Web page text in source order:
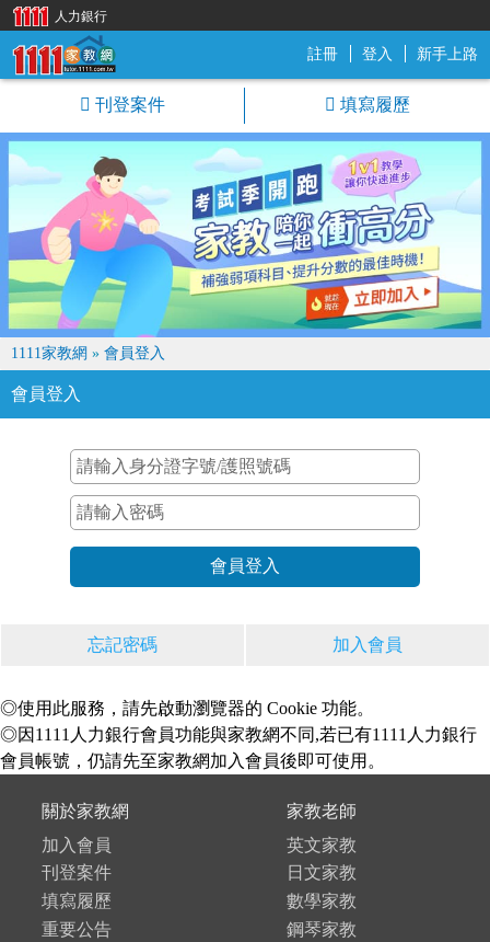
註冊 登入 新手上路
刊登案件 填寫履歷
1111家教網 » 會員登入
會員登入
忘記密碼 加入會員
◎使用此服務，請先啟動瀏覽器的 Cookie 功能。
◎因1111人力銀行會員功能與家教網不同,若已有1111人力銀行
會員帳號，仍請先至家教網加入會員後即可使用。
關於家教網
加入會員
刊登案件
填寫履歷
重要公告
家教老師
英文家教
日文家教
數學家教
鋼琴家教
人力銀行